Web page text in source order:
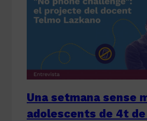
Una setmana sense
adolescents de 4t de